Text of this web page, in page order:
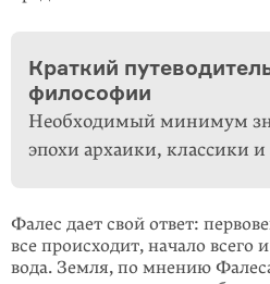
Краткий
философии
Необходимый минимум
эпохи архаики, классики
Фалес дает свой ответ:
все происходит, начало всего
вода. Земля, по мнению